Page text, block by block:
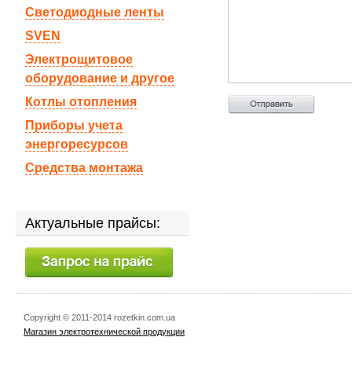
Светодиодные ленты
SVEN
Электрощитовое
оборудование и другое
Котлы отопления
Приборы учета
энергоресурсов
Средства монтажа
Актуальные прайсы:
Copyright © 2011-2014 rozetkin.com.ua
Магазин электротехнической продукции